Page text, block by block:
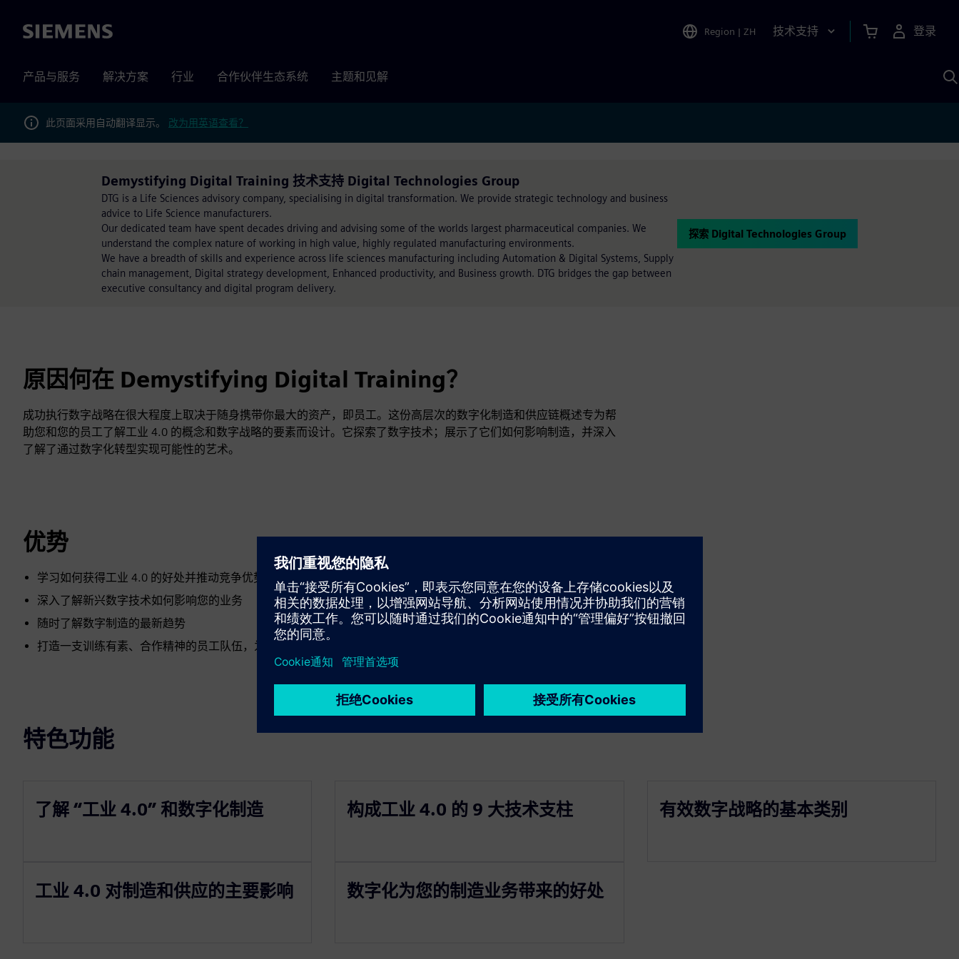
Siemens Region | ZH 技术支持 登录
产品与服务 解决方案 行业 合作伙伴生态系统 主题和见解
此页面采用自动翻译显示。 改为用英语查看？
Demystifying Digital Training 技术支持 Digital Technologies Group
DTG is a Life Sciences advisory company, specialising in digital transformation. We provide strategic technology and business
advice to Life Science manufacturers.
Our dedicated team have spent decades driving and advising some of the worlds largest pharmaceutical companies. We
understand the complex nature of working in high value, highly regulated manufacturing environments.
We have a breadth of skills and experience across life sciences manufacturing including Automation & Digital Systems, Supply
chain management, Digital strategy development, Enhanced productivity, and Business growth. DTG bridges the gap between
executive consultancy and digital program delivery.
探索 Digital Technologies Group
原因何在 Demystifying Digital Training？
成功执行数字战略在很大程度上取决于随身携带你最大的资产，即员工。这份高层次的数字化制造和供应链概述专为帮
助您和您的员工了解工业 4.0 的概念和数字战略的要素而设计。它探索了数字技术；展示了它们如何影响制造，并深入
了解了通过数字化转型实现可能性的艺术。
优势
学习如何获得工业 4.0 的好处并推动竞争优势
深入了解新兴数字技术如何影响您的业务
随时了解数字制造的最新趋势
打造一支训练有素、合作精神的员工队伍，为推动数字创新做好准备
特色功能
了解 “工业 4.0” 和数字化制造 构成工业 4.0 的 9 大技术支柱 有效数字战略的基本类别
工业 4.0 对制造和供应的主要影响 数字化为您的制造业务带来的好处